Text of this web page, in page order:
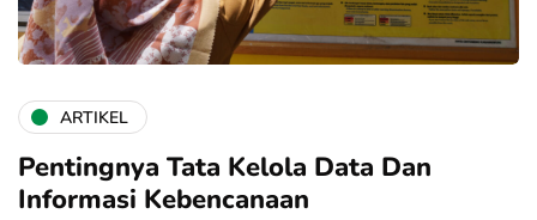
ARTIKEL
Pentingnya Tata Kelola Data Dan
Informasi Kebencanaan